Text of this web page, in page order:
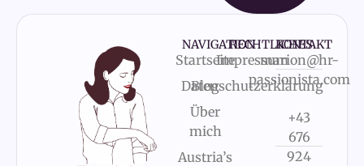
NAVIGATION
Startseite
Blog
Über
mich
Austria’s
RECHTLICHES
Impressum
Datenschutzerklärung
KONTAKT
marion@hr-
passionista.com
+43
676
924